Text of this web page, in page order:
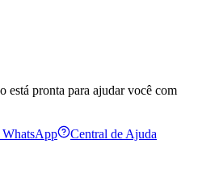
está pronta para ajudar você com
WhatsApp Central de Ajuda